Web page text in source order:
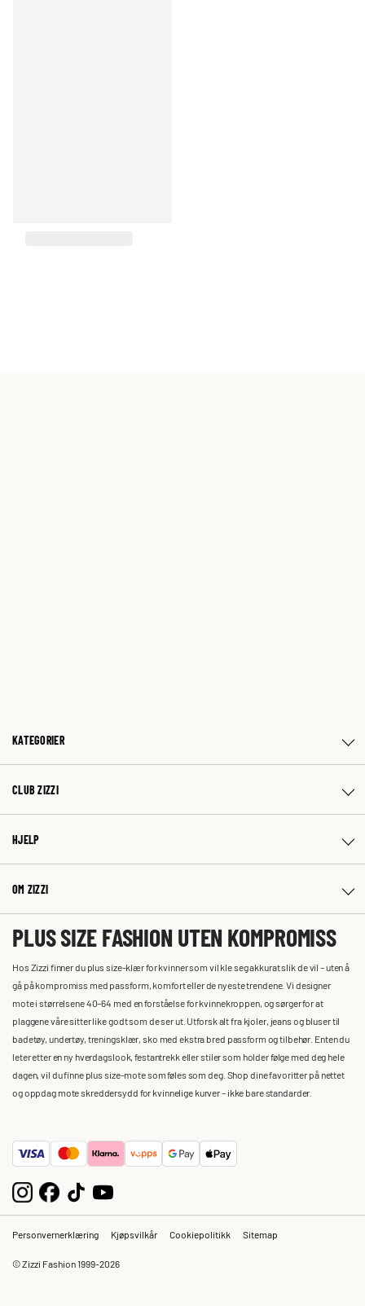
KATEGORIER
CLUB ZIZZI
HJELP
OM ZIZZI
PLUS SIZE FASHION UTEN KOMPROMISS
Hos Zizzi finner du plus size-klær for kvinner som vil kle seg akkurat slik de vil – uten å
gå på kompromiss med passform, komfort eller de nyeste trendene. Vi designer
mote i størrelsene 40–64 med en forståelse for kvinnekroppen, og sørger for at
plaggene våre sitter like godt som de ser ut. Utforsk alt fra kjoler, jeans og bluser til
badetøy, undertøy, treningsklær, sko med ekstra bred passform og tilbehør. Enten du
leter etter en ny hverdagslook, festantrekk eller stiler som holder følge med deg hele
dagen, vil du finne plus size-mote som føles som deg. Shop dine favoritter på nettet
og oppdag mote skreddersydd for kvinnelige kurver – ikke bare standarder.
Personvernerklæring Kjøpsvilkår Cookiepolitikk Sitemap
© Zizzi Fashion 1999-2026